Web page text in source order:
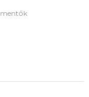
mentők